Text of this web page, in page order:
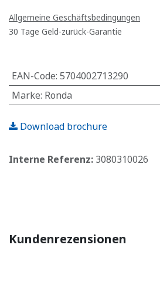
Allgemeine Geschäftsbedingungen
30 Tage Geld-zurück-Garantie
EAN-Code: 5704002713290
Marke: Ronda
Download brochure
Interne Referenz: 3080310026
Kundenrezensionen